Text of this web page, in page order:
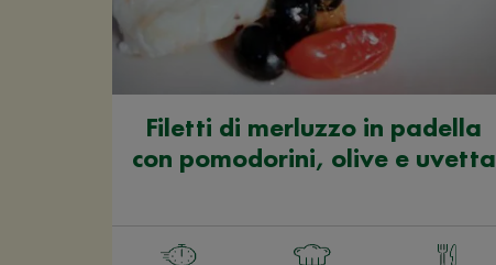
Filetti di merluzzo in padella
con pomodorini, olive e uvetta